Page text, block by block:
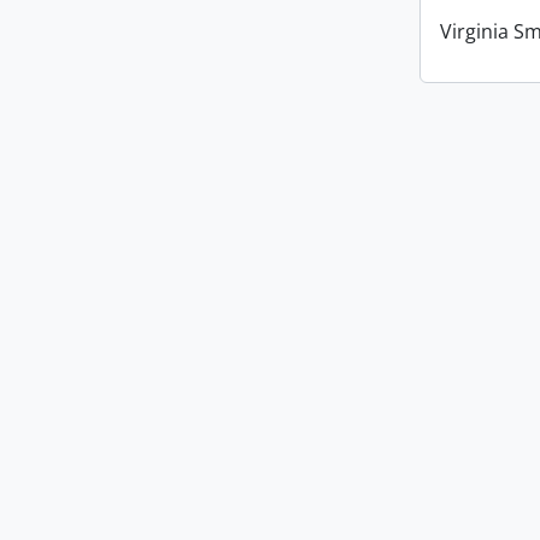
Virginia